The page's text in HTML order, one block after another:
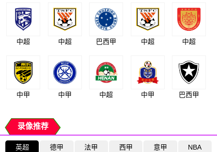
中超 中超 巴西甲 中超 中超
中甲 中甲 中超 中甲 巴西甲
录像推荐
英超 德甲 法甲 西甲 意甲 NBA